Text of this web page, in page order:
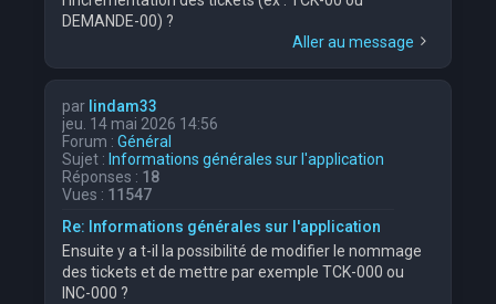
DEMANDE-00) ?
Aller au message
par lindam33
jeu. 14 mai 2026 14:56
Forum : Général
Sujet : Informations générales sur l'application
Réponses : 18
Vues : 11547
Re: Informations générales sur l'application
Ensuite y a t-il la possibilité de modifier le nommage
des tickets et de mettre par exemple TCK-000 ou
INC-000 ?